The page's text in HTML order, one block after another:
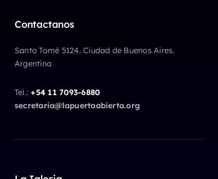
Contactanos
Santo Tomé 5124. Ciudad de Buenos Aires.
Argentina
Tel.:+54 11 7093-6880
secretaria@lapuertaabierta.org